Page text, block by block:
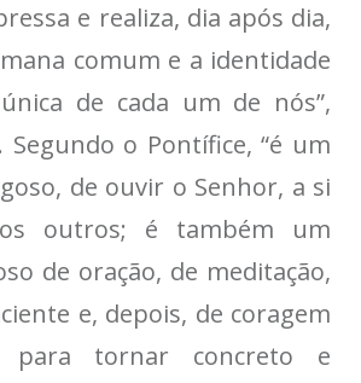
e realiza, dia após dia,
comum e a identidade
de cada um de nós”,
Segundo o Pontífice, “é um
de ouvir o Senhor, a si
outros; é também um
de oração, de meditação,
e, depois, de coragem
para tornar concreto e